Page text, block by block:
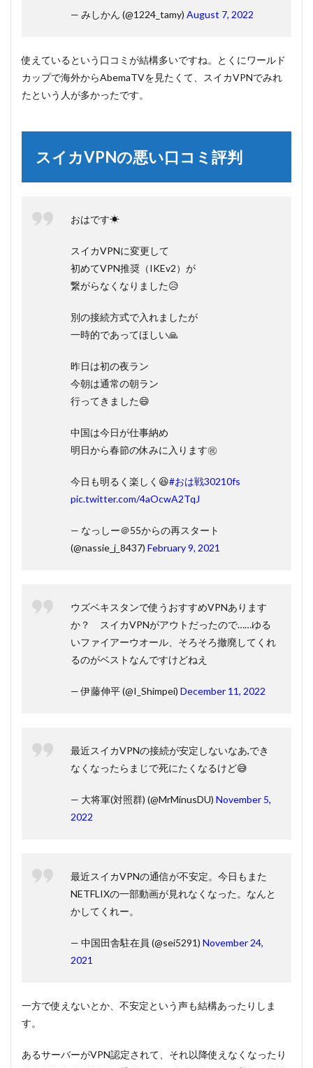
— みしかん (@1224_tamy) August 7, 2022
使えているという口コミが結構多いですね。とくにワールド
カップで海外からAbemaTVを見たくて、スイカVPNでみれ
たという人が多かったです。
スイカVPNの悪い口コミ評判
おはです☀
スイカVPNに変更して
初めてVPN推奨（IKEv2）が
繋がらなくなりました😥
別の接続方式で入れましたが
一時的であってほしい🙏
昨日は初の夜ラン
今朝は通常の朝ラン
行ってきました😄
中国は今日が仕事納め
明日から春節の休みに入ります㊗
今日も明るく楽しく😆#おは戦30210fs
pic.twitter.com/4aOcwA2TqJ
— なっしー＠55からの再スタート
(@nassie_j_8437) February 9, 2021
ウズベキスタンで使うおすすめVPNあります
か？ スイカVPNがアウトだったので……ゆる
いファイアーウオール、そろそろ撤廃してくれ
るのがベストなんですけどねえ
— 伊藤伸平 (@I_Shimpei) December 11, 2022
最近スイカVPNの接続が安定しないなあ,でき
なくなったらまじで死にたくなるけど😅
— 大将軍(対照群) (@MrMinusDU) November 5,
2022
最近スイカVPNの通信が不安定。今日もまた
NETFLIXの一部動画が見れなくなった。なんと
かしてくれー。
— 中国田舎駐在員 (@sei5291) November 24,
2021
一方で使えないとか、不安定という声も結構あったりしま
す。
あるサーバーがVPN認定されて、それ以降使えなくなったり